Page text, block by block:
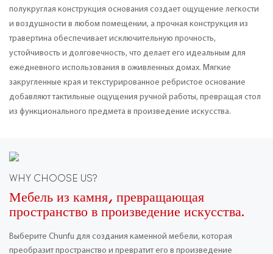
полукруглая конструкция основания создает ощущение легкости
и воздушности в любом помещении, а прочная конструкция из
травертина обеспечивает исключительную прочность,
устойчивость и долговечность, что делает его идеальным для
ежедневного использования в оживленных домах. Мягкие
закругленные края и текстурированное ребристое основание
добавляют тактильные ощущения ручной работы, превращая стол
из функционального предмета в произведение искусства.
WHY CHOOSE US?
Мебель из камня, превращающая
пространство в произведение искусства.
Выберите Chunfu для создания каменной мебели, которая
преобразит пространство и превратит его в произведение